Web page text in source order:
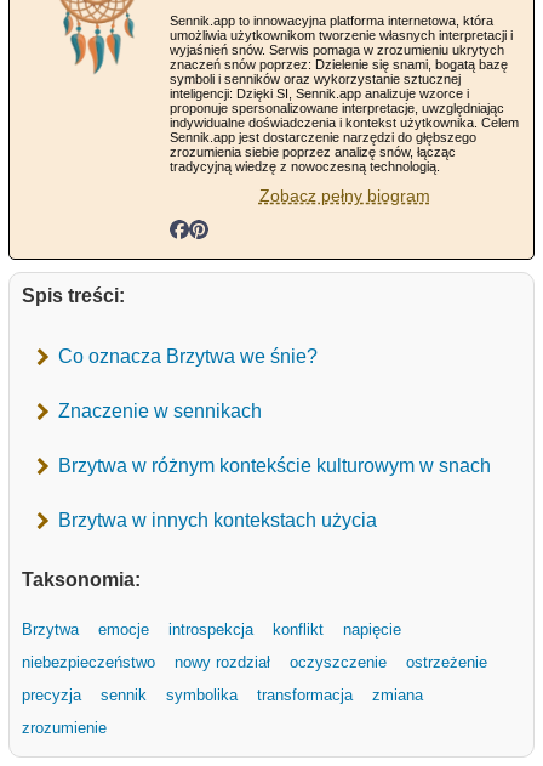
Sennik.app to innowacyjna platforma internetowa, która
umożliwia użytkownikom tworzenie własnych interpretacji i
wyjaśnień snów. Serwis pomaga w zrozumieniu ukrytych
znaczeń snów poprzez: Dzielenie się snami, bogatą bazę
symboli i senników oraz wykorzystanie sztucznej
inteligencji: Dzięki SI, Sennik.app analizuje wzorce i
proponuje spersonalizowane interpretacje, uwzględniając
indywidualne doświadczenia i kontekst użytkownika. Celem
Sennik.app jest dostarczenie narzędzi do głębszego
zrozumienia siebie poprzez analizę snów, łącząc
tradycyjną wiedzę z nowoczesną technologią.
Zobacz pełny biogram
Spis treści:
Co oznacza Brzytwa we śnie?
Znaczenie w sennikach
Brzytwa w różnym kontekście kulturowym w snach
Brzytwa w innych kontekstach użycia
Taksonomia:
Brzytwa emocje introspekcja konflikt
napięcie
niebezpieczeństwo
nowy rozdział oczyszczenie
ostrzeżenie
precyzja
sennik symbolika transformacja
zmiana
zrozumienie